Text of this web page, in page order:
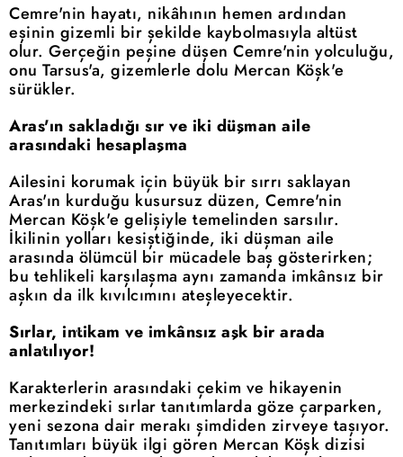
Cemre'nin hayatı, nikâhının hemen ardından
eşinin gizemli bir şekilde kaybolmasıyla altüst
olur. Gerçeğin peşine düşen Cemre'nin yolculuğu,
onu Tarsus'a, gizemlerle dolu Mercan Köşk'e
sürükler.
Aras'ın sakladığı sır ve iki düşman aile
arasındaki hesaplaşma
Ailesini korumak için büyük bir sırrı saklayan
Aras'ın kurduğu kusursuz düzen, Cemre'nin
Mercan Köşk'e gelişiyle temelinden sarsılır.
İkilinin yolları kesiştiğinde, iki düşman aile
arasında ölümcül bir mücadele baş gösterirken;
bu tehlikeli karşılaşma aynı zamanda imkânsız bir
aşkın da ilk kıvılcımını ateşleyecektir.
Sırlar, intikam ve imkânsız aşk bir arada
anlatılıyor!
Karakterlerin arasındaki çekim ve hikayenin
merkezindeki sırlar tanıtımlarda göze çarparken,
yeni sezona dair merakı şimdiden zirveye taşıyor.
Tanıtımları büyük ilgi gören Mercan Köşk dizisi